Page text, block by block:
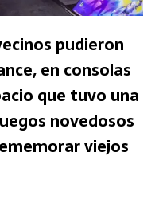
pudieron
en consolas
que tuvo una
novedosos
viejos